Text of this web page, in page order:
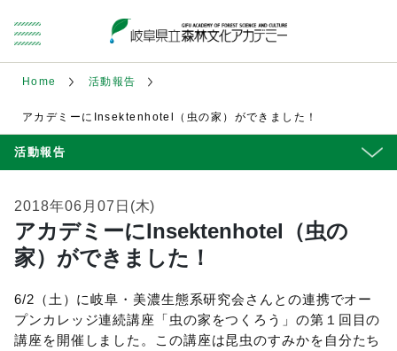
Home 活動報告
アカデミーにInsektenhotel（虫の家）ができました！
活動報告
2018年06月07日(木)
アカデミーにInsektenhotel（虫の
家）ができました！
6/2（土）に岐阜・美濃生態系研究会さんとの連携でオー
プンカレッジ連続講座「虫の家をつくろう」の第１回目の
講座を開催しました。この講座は昆虫のすみかを自分たち